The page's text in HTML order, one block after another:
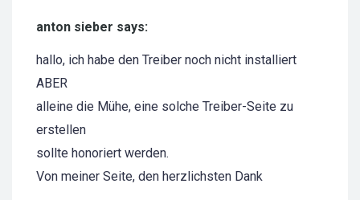
anton sieber says:
hallo, ich habe den Treiber noch nicht installiert
ABER
alleine die Mühe, eine solche Treiber-Seite zu
erstellen
sollte honoriert werden.
Von meiner Seite, den herzlichsten Dank